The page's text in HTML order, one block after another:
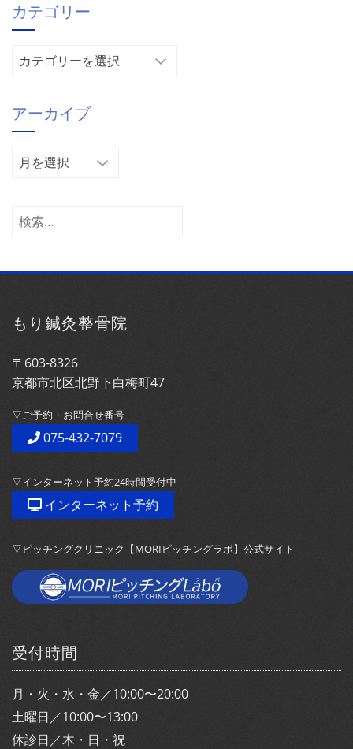
カテゴリー
リ
ー
アーカイブ
ア
イ
検
もり鍼灸整骨院
〒603-8326
京都市北区北野下白梅町47
▽ご予約・お問合せ番号
075-432-7079
▽インターネット予約24時間受付中
インターネット予約
▽ピッチングクリニック【MORIピッチングラボ】公式サイト
受付時間
月・火・水・金／10:00〜20:00
土曜日／10:00〜13:00
休診日／木・日・祝